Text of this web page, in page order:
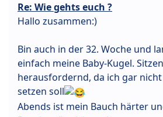
Re: Wie gehts euch ?
Hallo zusammen:)
Bin auch in der 32. Woche und
einfach meine Baby-Kugel.
herausfordernd, da ich gar
setzen soll
Abends ist mein Bauch härter